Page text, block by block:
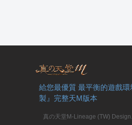
給您最優質 最平衡的遊戲
製』完整天M版本
真の天堂M-Lineage (TW)